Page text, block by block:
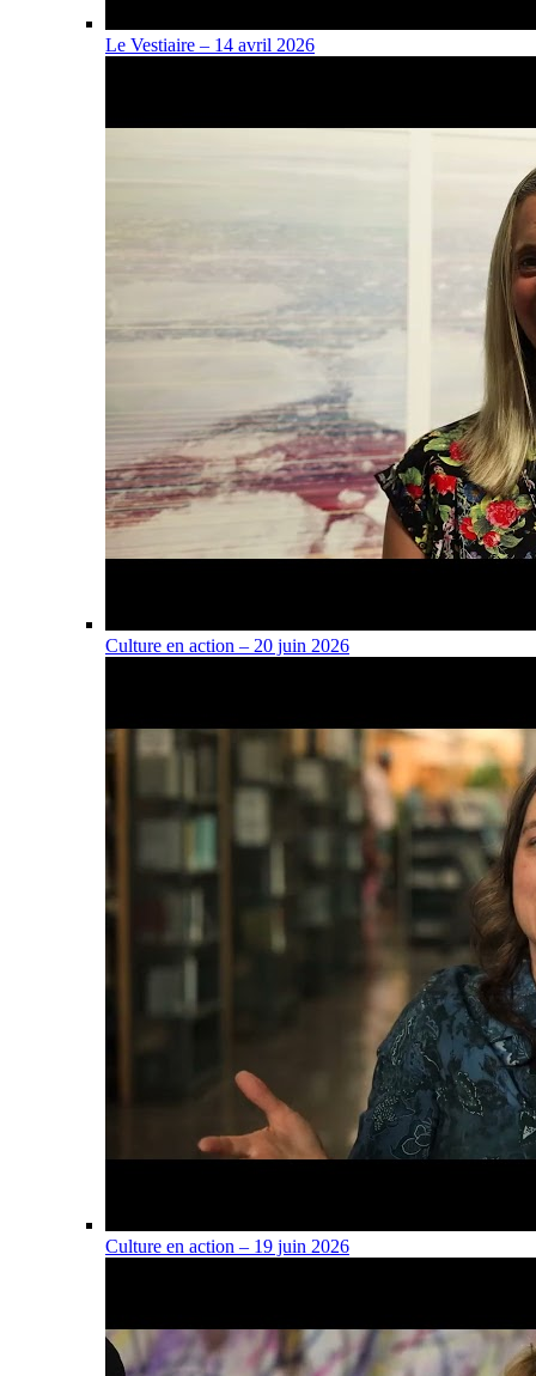
Le Vestiaire – 14 avril 2026
Culture en action – 20 juin 2026
Culture en action – 19 juin 2026